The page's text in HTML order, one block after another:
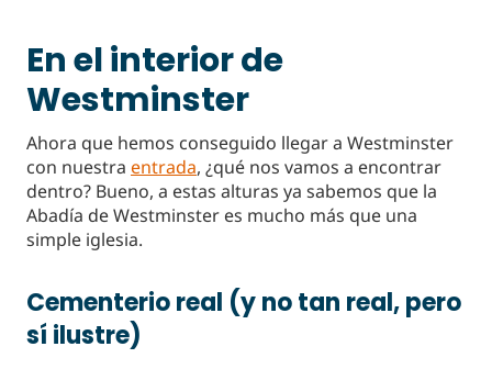
En el interior de
Westminster
Ahora que hemos conseguido llegar a Westminster
con nuestra entrada, ¿qué nos vamos a encontrar
dentro? Bueno, a estas alturas ya sabemos que la
Abadía de Westminster es mucho más que una
simple iglesia.
Cementerio real (y no tan real, pero
sí ilustre)